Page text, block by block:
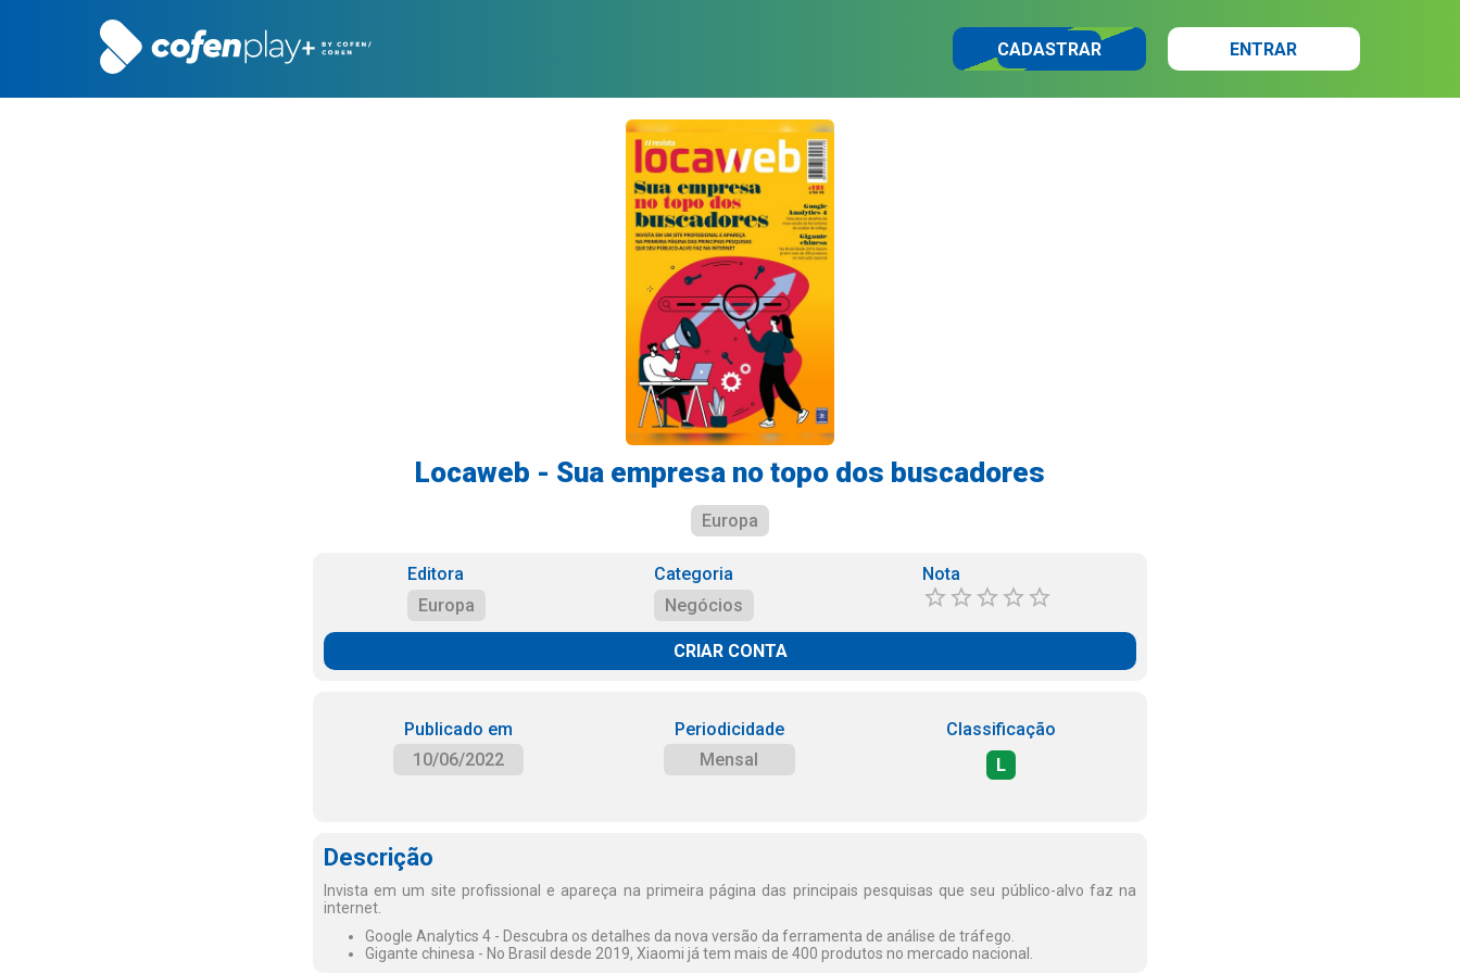
CADASTRAR ENTRAR
Locaweb - Sua empresa no topo dos buscadores
Europa
Editora
Europa
Categoria
Negócios
Nota
CRIAR CONTA
Publicado em
10/06/2022
Periodicidade
Mensal
Classificação
L
Descrição
Invista em um site profissional e apareça na primeira página das principais pesquisas que seu público-alvo faz na
internet.
Google Analytics 4 - Descubra os detalhes da nova versão da ferramenta de análise de tráfego.
Gigante chinesa - No Brasil desde 2019, Xiaomi já tem mais de 400 produtos no mercado nacional.